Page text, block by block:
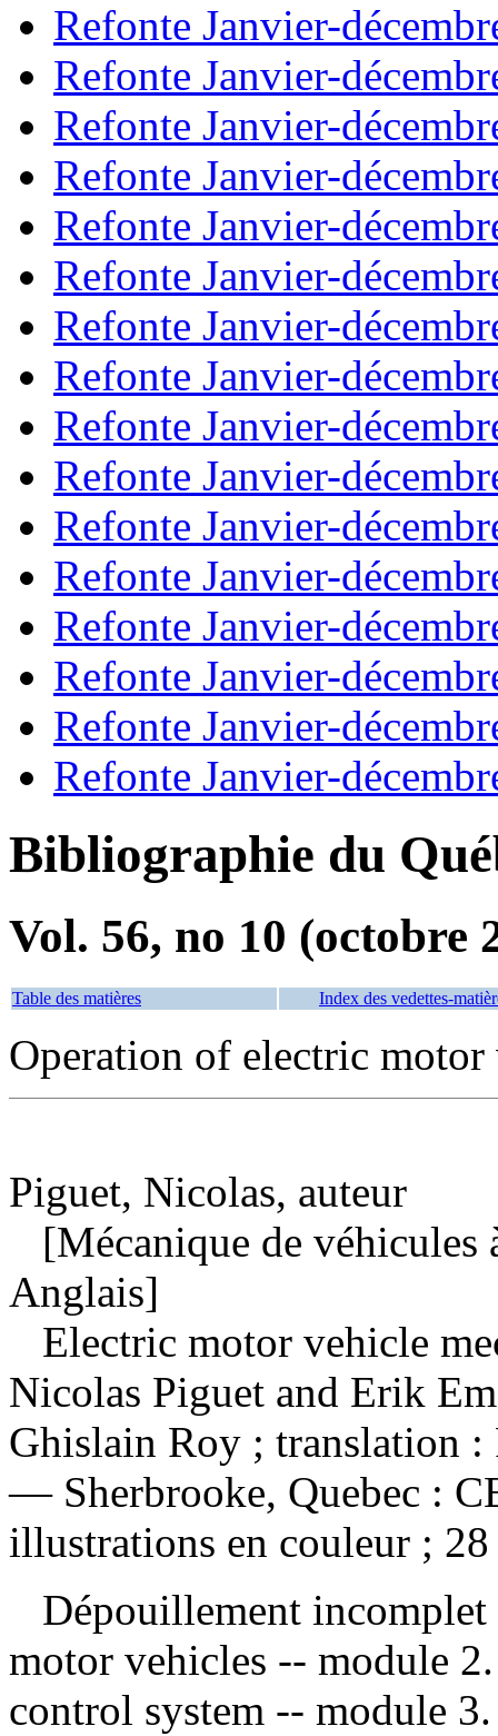
Refonte Janvier-
Refonte Janvier-
Refonte Janvier-
Refonte Janvier-
Refonte Janvier-
Refonte Janvier-
Refonte Janvier-
Refonte Janvier-
Refonte Janvier-
Refonte Janvier-
Refonte Janvier-
Refonte Janvier-
Refonte Janvier-
Refonte Janvier-
Refonte Janvier-
Refonte Janvier-
Bibliographie du
Vol. 56, no 10 (octobre
Table des matières Index des vedettes-
Operation of electric motor
Piguet, Nicolas, auteur
[Mécanique de véhicules
Anglais]
Electric motor vehicle
Nicolas Piguet and Erik
Ghislain Roy ; translation :
— Sherbrooke, Quebec :
illustrations en couleur ;
Dépouillement
motor vehicles -- module
control system -- module